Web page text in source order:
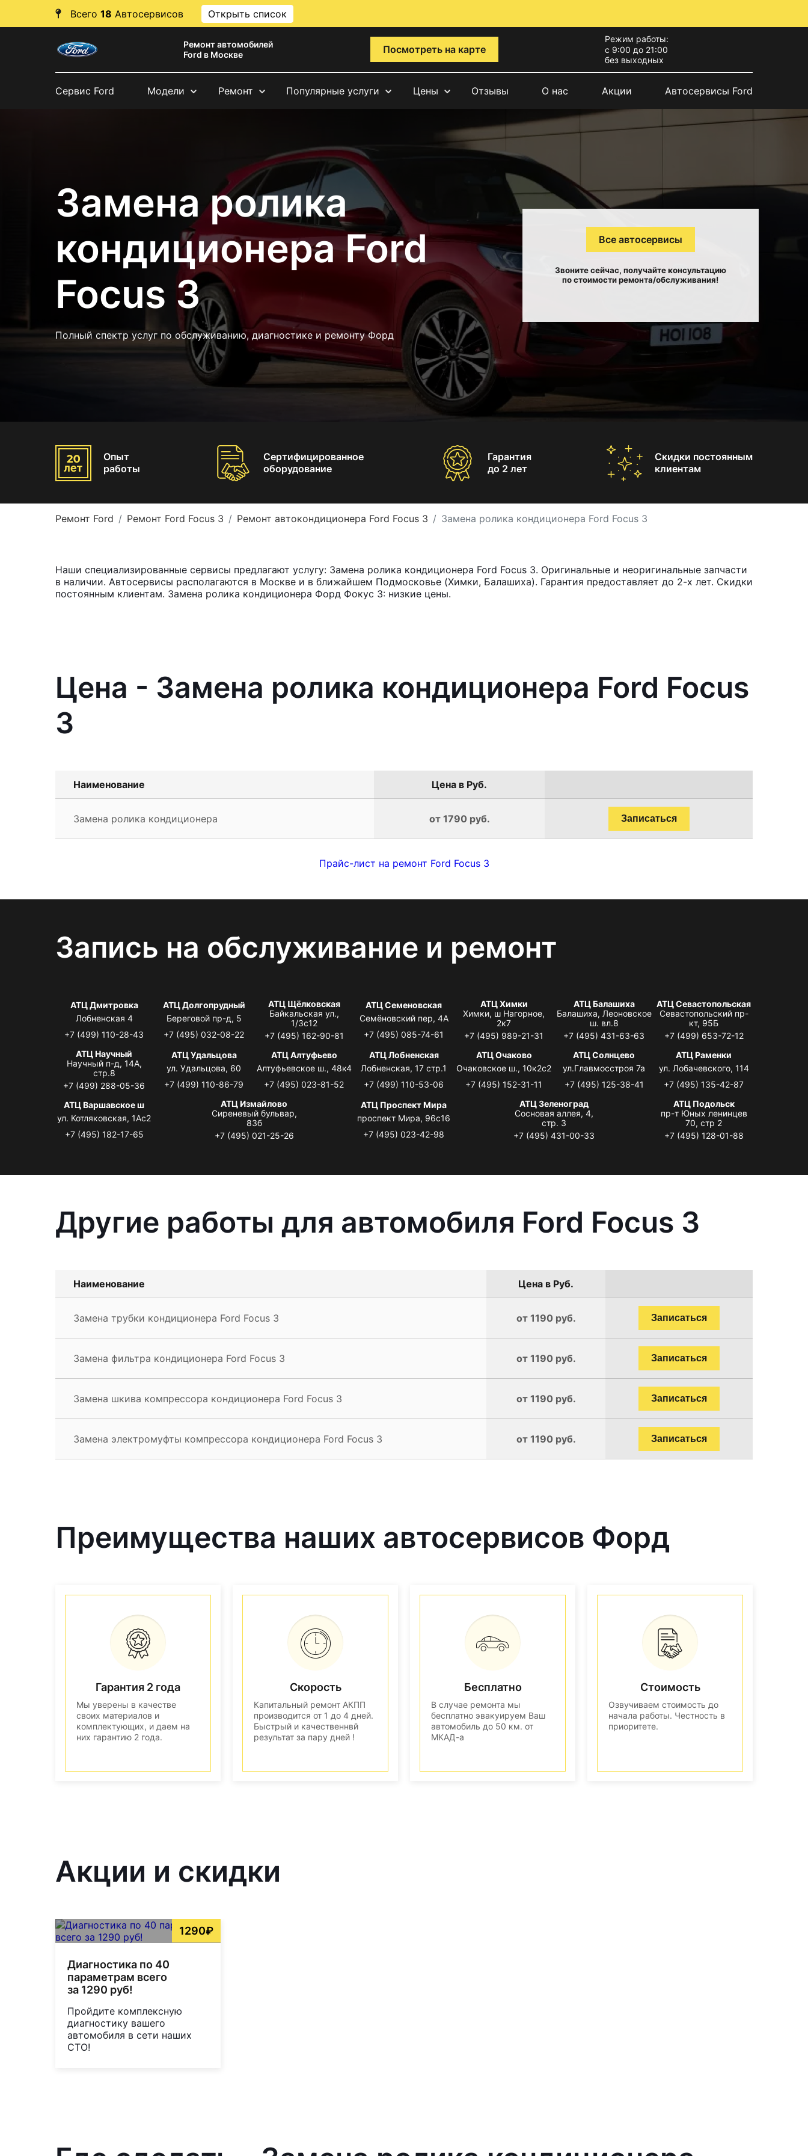
Всего 18 Автосервисов Открыть список
Ремонт автомобилей
Ford в Москве
Посмотреть на карте
Режим работы:
с 9:00 до 21:00
без выходных
Сервис Ford Модели Ремонт Популярные услуги Цены Отзывы О нас Акции Автосервисы Ford
Замена ролика
кондиционера Ford
Focus 3
Полный спектр услуг по обслуживанию, диагностике и ремонту Форд
Все автосервисы
Звоните сейчас, получайте консультацию
по стоимости ремонта/обслуживания!
Опыт
работы
Сертифицированное
оборудование
Гарантия
до 2 лет
Скидки постоянным
клиентам
Ремонт Ford Ремонт Ford Focus 3 Ремонт автокондиционера Ford Focus 3 Замена ролика кондиционера Ford Focus 3
Наши специализированные сервисы предлагают услугу: Замена ролика кондиционера Ford Focus 3. Оригинальные и неоригинальные запчасти
в наличии. Автосервисы располагаются в Москве и в ближайшем Подмосковье (Химки, Балашиха). Гарантия предоставляет до 2-х лет. Скидки
постоянным клиентам. Замена ролика кондиционера Форд Фокус 3: низкие цены.
Цена - Замена ролика кондиционера Ford Focus
3
Наименование Цена в Руб.
Замена ролика кондиционера от 1790 руб. Записаться
Прайс-лист на ремонт Ford Focus 3
Запись на обслуживание и ремонт
АТЦ Дмитровка
Лобненская 4
+7 (499) 110-28-43
АТЦ Долгопрудный
Береговой пр-д, 5
+7 (495) 032-08-22
АТЦ Щёлковская
Байкальская ул.,
1/3с12
+7 (495) 162-90-81
АТЦ Семеновская
Семёновский пер, 4А
+7 (495) 085-74-61
АТЦ Химки
Химки, ш Нагорное,
2к7
+7 (495) 989-21-31
АТЦ Балашиха
Балашиха, Леоновское
ш. вл.8
+7 (495) 431-63-63
АТЦ Севастопольская
Севастопольский пр-
кт, 95Б
+7 (499) 653-72-12
АТЦ Научный
Научный п-д, 14А,
стр.8
+7 (499) 288-05-36
АТЦ Удальцова
ул. Удальцова, 60
+7 (499) 110-86-79
АТЦ Алтуфьево
Алтуфьевское ш., 48к4
+7 (495) 023-81-52
АТЦ Лобненская
Лобненская, 17 стр.1
+7 (499) 110-53-06
АТЦ Очаково
Очаковское ш., 10к2с2
+7 (495) 152-31-11
АТЦ Солнцево
ул.Главмосстроя 7а
+7 (495) 125-38-41
АТЦ Раменки
ул. Лобачевского, 114
+7 (495) 135-42-87
АТЦ Варшавское ш
ул. Котляковская, 1Ас2
+7 (495) 182-17-65
АТЦ Измайлово
Сиреневый бульвар,
83б
+7 (495) 021-25-26
АТЦ Проспект Мира
проспект Мира, 96с16
+7 (495) 023-42-98
АТЦ Зеленоград
Сосновая аллея, 4,
стр. 3
+7 (495) 431-00-33
АТЦ Подольск
пр-т Юных ленинцев
70, стр 2
+7 (495) 128-01-88
Другие работы для автомобиля Ford Focus 3
Наименование Цена в Руб.
Замена трубки кондиционера Ford Focus 3 от 1190 руб. Записаться
Замена фильтра кондиционера Ford Focus 3 от 1190 руб. Записаться
Замена шкива компрессора кондиционера Ford Focus 3 от 1190 руб. Записаться
Замена электромуфты компрессора кондиционера Ford Focus 3 от 1190 руб. Записаться
Преимущества наших автосервисов Форд
Гарантия 2 года
Мы уверены в качестве
своих материалов и
комплектующих, и даем на
них гарантию 2 года.
Скорость
Капитальный ремонт АКПП
производится от 1 до 4 дней.
Быстрый и качественнвй
результат за пару дней !
Бесплатно
В случае ремонта мы
бесплатно эвакуируем Ваш
автомобиль до 50 км. от
МКАД-а
Стоимость
Озвучиваем стоимость до
начала работы. Честность в
приоритете.
Акции и скидки
1290₽
Диагностика по 40
параметрам всего
за 1290 руб!
Пройдите комплексную
диагностику вашего
автомобиля в сети наших
СТО!